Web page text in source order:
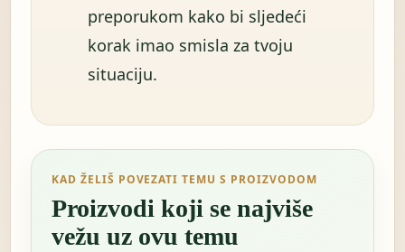
preporukom kako bi sljedeći
korak imao smisla za tvoju
situaciju.
KAD ŽELIŠ POVEZATI TEMU S PROIZVODOM
Proizvodi koji se najviše
vežu uz ovu temu